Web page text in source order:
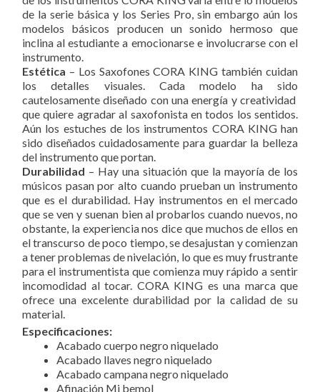
de la serie básica y los Series Pro, sin embargo aún los
modelos básicos producen un sonido hermoso que
inclina al estudiante a emocionarse e involucrarse con el
instrumento.
Estética – Los Saxofones CORA KING también cuidan
los detalles visuales. Cada modelo ha sido
cautelosamente diseñado con una energía y creatividad
que quiere agradar al saxofonista en todos los sentidos.
Aún los estuches de los instrumentos CORA KING han
sido diseñados cuidadosamente para guardar la belleza
del instrumento que portan.
Durabilidad – Hay una situación que la mayoría de los
músicos pasan por alto cuando prueban un instrumento
que es el durabilidad. Hay instrumentos en el mercado
que se ven y suenan bien al probarlos cuando nuevos, no
obstante, la experiencia nos dice que muchos de ellos en
el transcurso de poco tiempo, se desajustan y comienzan
a tener problemas de nivelación, lo que es muy frustrante
para el instrumentista que comienza muy rápido a sentir
incomodidad al tocar. CORA KING es una marca que
ofrece una excelente durabilidad por la calidad de su
material.
Especificaciones:
Acabado cuerpo negro niquelado
Acabado llaves negro niquelado
Acabado campana negro niquelado
Afinación Mi bemol